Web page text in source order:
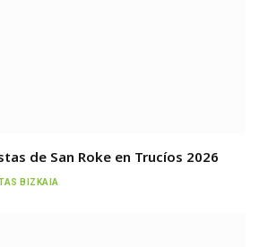
de San Roke en Trucíos 2026
BIZKAIA